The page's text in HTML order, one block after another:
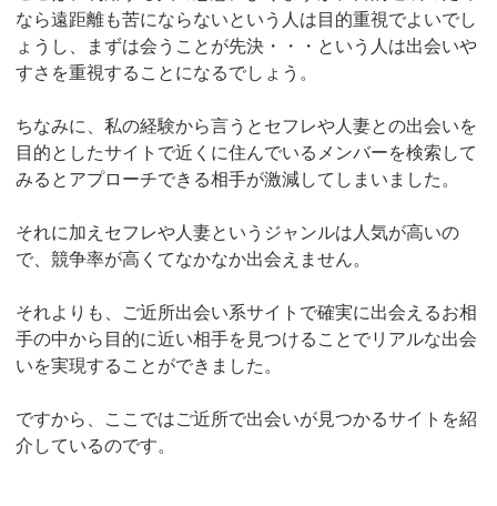
なら遠距離も苦にならないという人は目的重視でよいでし
ょうし、まずは会うことが先決・・・という人は出会いや
すさを重視することになるでしょう。
ちなみに、私の経験から言うとセフレや人妻との出会いを
目的としたサイトで近くに住んでいるメンバーを検索して
みるとアプローチできる相手が激減してしまいました。
それに加えセフレや人妻というジャンルは人気が高いの
で、競争率が高くてなかなか出会えません。
それよりも、ご近所出会い系サイトで確実に出会えるお相
手の中から目的に近い相手を見つけることでリアルな出会
いを実現することができました。
ですから、ここではご近所で出会いが見つかるサイトを紹
介しているのです。